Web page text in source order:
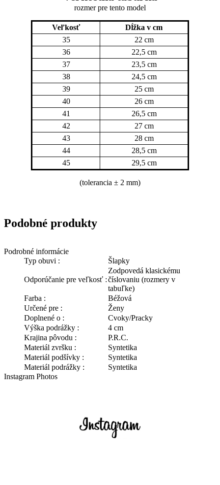
rozmer pre tento model
Veľkosť
Dĺžka v cm
35
22 cm
36
22,5 cm
37
23,5 cm
38
24,5 cm
39
25 cm
40
26 cm
41
26,5 cm
42
27 cm
43
28 cm
44
28,5 cm
45
29,5 cm
(tolerancia ± 2 mm)
Podrobné informácie
Typ obuvi :
Šlapky
Odporúčanie pre veľkosť :
Zodpovedá klasickému
číslovaniu (rozmery v
tabuľke)
Farba :
Béžová
Určené pre :
Ženy
Doplnené o :
Cvoky/Pracky
Výška podrážky :
4 cm
Krajina pôvodu :
P.R.C.
Materiál zvršku :
Syntetika
Materiál podšívky :
Syntetika
Materiál podrážky :
Syntetika
Instagram Photos
Podobné produkty